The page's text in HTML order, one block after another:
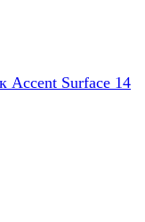
Accent Surface 14